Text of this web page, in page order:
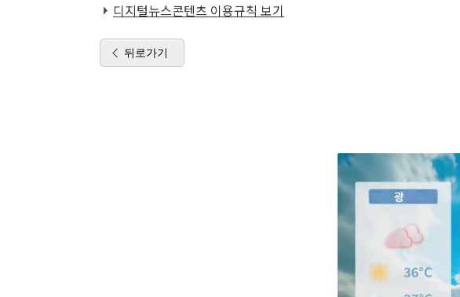
디지털뉴스콘텐츠 이용규칙 보기
뒤로가기